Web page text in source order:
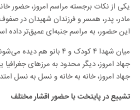
یکی از نکات برجسته مراسم امروز، حضور
مادر، پدر، همسر و فرزندان شهیدان در
این حضور، به مراسم جنبه‌ای عمیق‌تر داده
میان شهدا ۴ کودک و ۴ بانو
جهاد امروز، دیگر محدود به مرزهای
جهاد امروز، خانه‌ به خانه و نسل‌ به نسل
تشییع در پایتخت با حضور اقشار مختلف